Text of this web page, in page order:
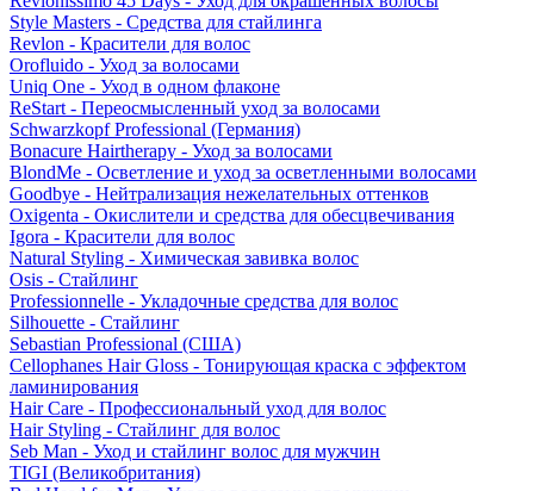
Style Masters - Средства для стайлинга
Revlon - Красители для волос
Orofluido - Уход за волосами
Uniq One - Уход в одном флаконе
ReStart - Переосмысленный уход за волосами
Schwarzkopf Professional (Германия)
Bonacure Hairtherapy - Уход за волосами
BlondMe - Осветление и уход за осветленными волосами
Goodbye - Нейтрализация нежелательных оттенков
Oxigenta - Окислители и средства для обесцвечивания
Igora - Красители для волос
Natural Styling - Химическая завивка волос
Osis - Стайлинг
Professionnelle - Укладочные средства для волос
Silhouette - Стайлинг
Sebastian Professional (США)
Cellophanes Hair Gloss - Тонирующая краска с эффектом
ламинирования
Hair Care - Профессиональный уход для волос
Hair Styling - Стайлинг для волос
Seb Man - Уход и стайлинг волос для мужчин
TIGI (Великобритания)